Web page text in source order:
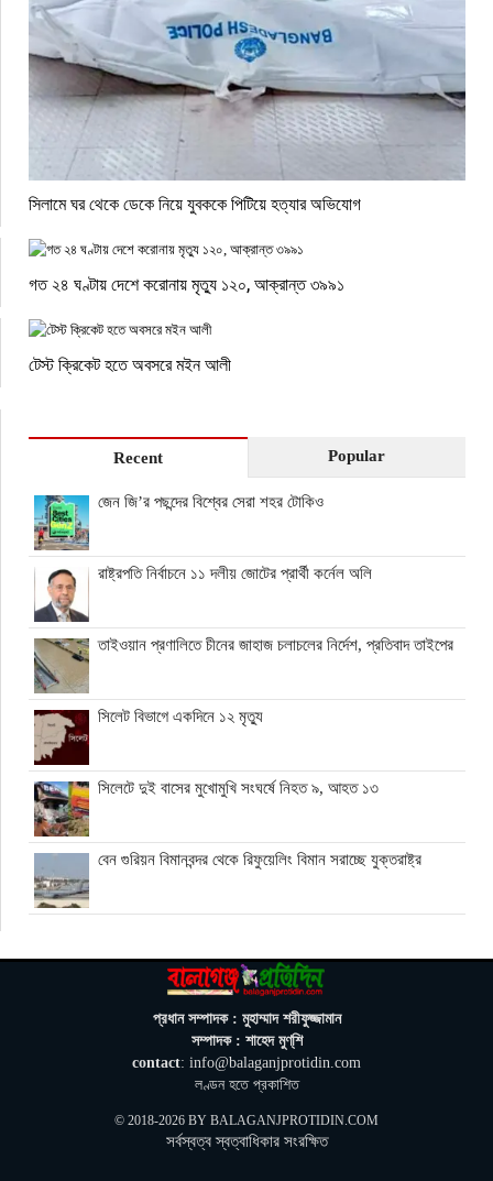
সিলামে ঘর থেকে ডেকে নিয়ে যুবককে পিটিয়ে হত্যার অভিযোগ
গত ২৪ ঘণ্টায় দেশে করোনায় মৃত্যু ১২০, আক্রান্ত ৩৯৯১
টেস্ট ক্রিকেট হতে অবসরে মইন আলী
Recent Popular
জেন জি’র পছন্দের বিশ্বের সেরা শহর টোকিও
রাষ্ট্রপতি নির্বাচনে ১১ দলীয় জোটের প্রার্থী কর্নেল অলি
তাইওয়ান প্রণালিতে চীনের জাহাজ চলাচলের নির্দেশ, প্রতিবাদ তাইপের
সিলেট বিভাগে একদিনে ১২ মৃত্যু
সিলেটে দুই বাসের মুখোমুখি সংঘর্ষে নিহত ৯, আহত ১৩
বেন গুরিয়ন বিমানবন্দর থেকে রিফুয়েলিং বিমান সরাচ্ছে যুক্তরাষ্ট্র
ঘনিষ্ঠদের আপত্তিতে চাপে ট্রাম্প, ইরান যুদ্ধ ও মধ্যবর্তী নির্বাচন সামনে
মিথ্যা ও বানোয়াট সংবাদ সম্মেলনের প্রতিবাদে সিলেট প্রেস ক্লাবে
প্রধান সম্পাদক : মুহাম্মাদ শরীফুজ্জামান
সম্পাদক : শাহেদ মুণ্‌শি
contact: info@balaganjprotidin.com
লণ্ডন হতে প্রকাশিত
© 2018-2026 BY BALAGANJPROTIDIN.COM
সর্বস্বত্ব স্বত্বাধিকার সংরক্ষিত